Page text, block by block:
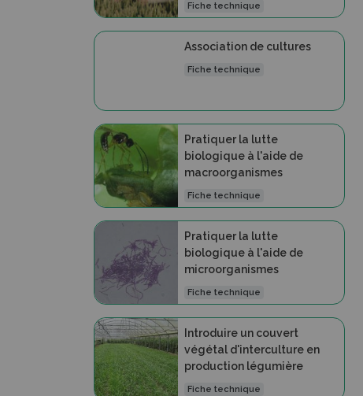
Fiche technique
Association de cultures
Fiche technique
Pratiquer la lutte
biologique à l'aide de
macroorganismes
Fiche technique
Pratiquer la lutte
biologique à l'aide de
microorganismes
Fiche technique
Introduire un couvert
végétal d'interculture en
production légumière
Fiche technique